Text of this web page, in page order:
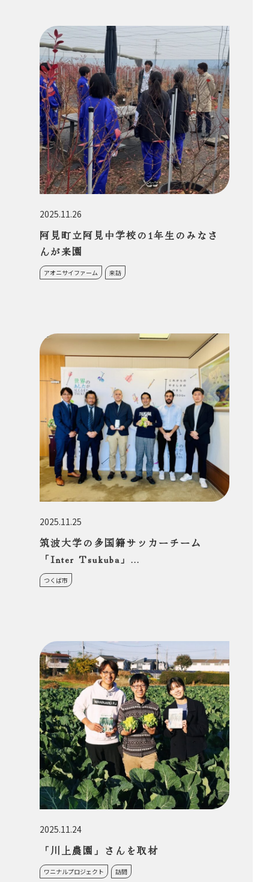
2025.11.26
阿見町立阿見中学校の1年生のみなさ
んが来園
アオニサイファーム 来訪
2025.11.25
筑波大学の多国籍サッカーチーム
「Inter Tsukuba」...
つくば市
2025.11.24
「川上農園」さんを取材
ワニナルプロジェクト 訪問